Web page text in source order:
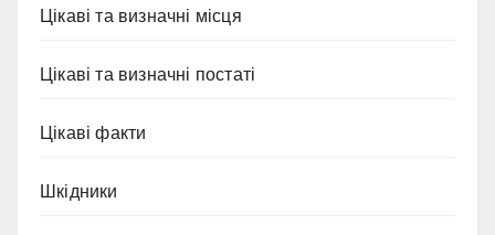
Цікаві та визначні місця
Цікаві та визначні постаті
Цікаві факти
Шкідники